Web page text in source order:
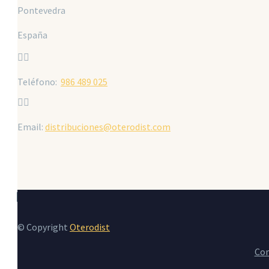
Pontevedra
España

Teléfono: 986 489 025

Email: distribuciones@oterodist.com
© Copyright Oterodist